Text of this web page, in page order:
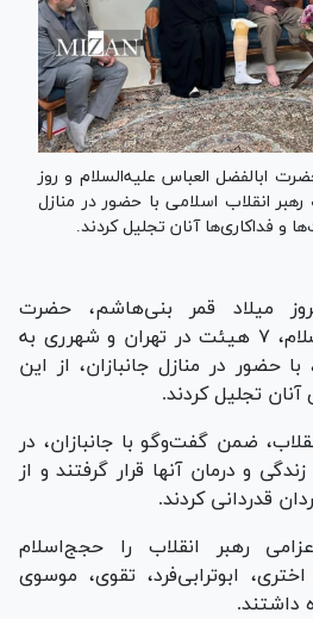
ابالفضل العباس علیه‌السلام و روز
انقلاب اسلامی با حضور در منازل
و فداکاری‌ها آنان تجلیل کردند.
میلاد قمر بنی‌هاشم، حضرت
ابوالفضل العباس علیه‌السلام، ۷ هیئت در تهران و شهرری به
با حضور در منازل جانبازان، از این
تجلیل کردند.
ضمن گفت‌و‌گو با جانبازان، در
و درمان آنها قرار گرفتند و از
قدردانی کردند.
رهبر انقلاب را حجج‌اسلام
ابوترابی‌فرد، تقوی، موسوی
داشتند.